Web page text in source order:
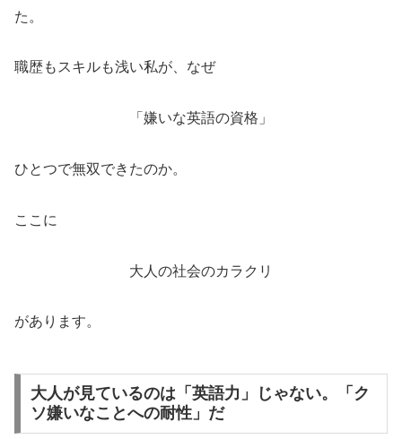
た。
職歴もスキルも浅い私が、なぜ
「嫌いな英語の資格」
ひとつで無双できたのか。
ここに
大人の社会のカラクリ
があります。
大人が見ているのは「英語力」じゃない。「ク
ソ嫌いなことへの耐性」だ